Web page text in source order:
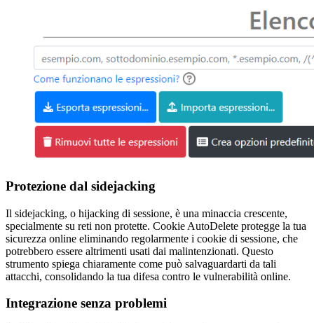
Protezione dal sidejacking
Il sidejacking, o hijacking di sessione, è una minaccia crescente,
specialmente su reti non protette. Cookie AutoDelete protegge la tua
sicurezza online eliminando regolarmente i cookie di sessione, che
potrebbero essere altrimenti usati dai malintenzionati. Questo
strumento spiega chiaramente come può salvaguardarti da tali
attacchi, consolidando la tua difesa contro le vulnerabilità online.
Integrazione senza problemi